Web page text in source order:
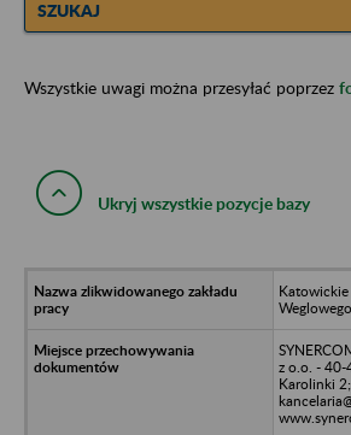
SZUKAJ
Wszystkie uwagi można przesyłać poprzez
Ukryj wszystkie pozycje bazy
Katowickie
z o.o. - 40-
Karolinki